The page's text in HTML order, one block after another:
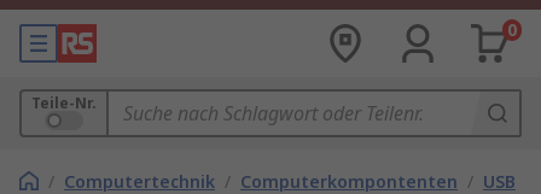
0
Teile-Nr.
/ Computertechnik / Computerkompontenten / USB